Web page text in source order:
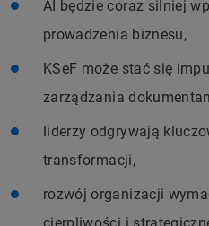
AI będzie coraz silniej
prowadzenia biznesu,
KSeF może stać się
zarządzania
liderzy odgrywają
transformacji,
rozwój organizacji
cierpliwości i